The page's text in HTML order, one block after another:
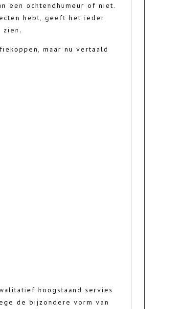
een ochtendhumeur of niet.
hebt, geeft het ieder
maar nu vertaald
hoogstaand servies
de bijzondere vorm van